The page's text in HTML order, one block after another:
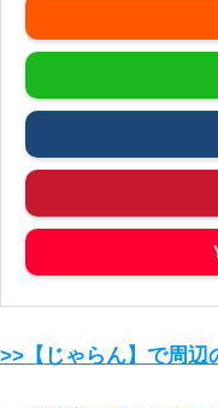
>>【じゃらん】で周辺